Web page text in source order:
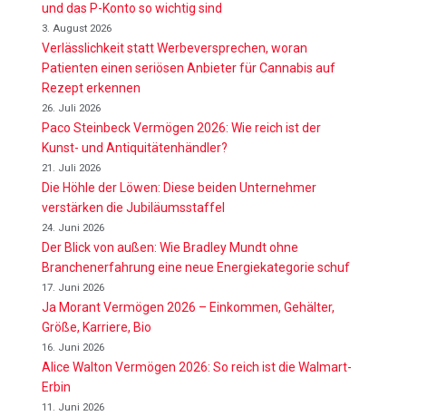
und das P-Konto so wichtig sind
3. August 2026
Verlässlichkeit statt Werbeversprechen, woran
Patienten einen seriösen Anbieter für Cannabis auf
Rezept erkennen
26. Juli 2026
Paco Steinbeck Vermögen 2026: Wie reich ist der
Kunst- und Antiquitätenhändler?
21. Juli 2026
Die Höhle der Löwen: Diese beiden Unternehmer
verstärken die Jubiläumsstaffel
24. Juni 2026
Der Blick von außen: Wie Bradley Mundt ohne
Branchenerfahrung eine neue Energiekategorie schuf
17. Juni 2026
Ja Morant Vermögen 2026 – Einkommen, Gehälter,
Größe, Karriere, Bio
16. Juni 2026
Alice Walton Vermögen 2026: So reich ist die Walmart-
Erbin
11. Juni 2026